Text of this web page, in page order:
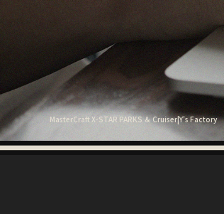
MasterCraft X-STAR PARKS ＆ Cruiser|Y's Factory